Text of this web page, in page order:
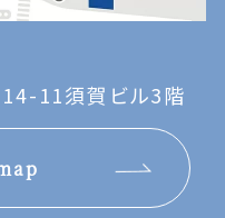
11須賀ビル3階